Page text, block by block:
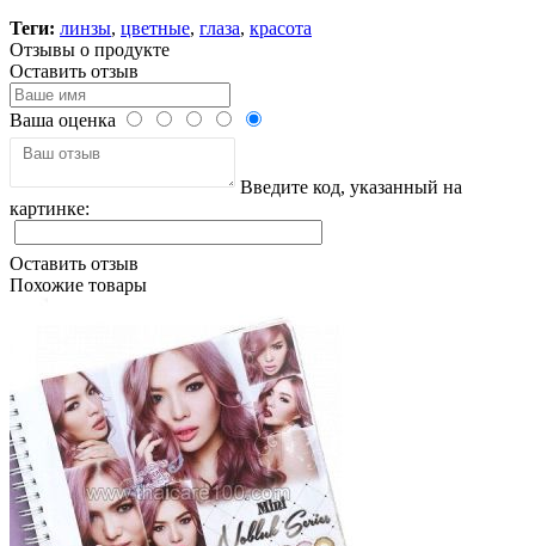
Теги: линзы, цветные, глаза, красота
Отзывы о продукте
Оставить отзыв
Ваша оценка
Введите код, указанный на
картинке:
Оставить отзыв
Похожие товары